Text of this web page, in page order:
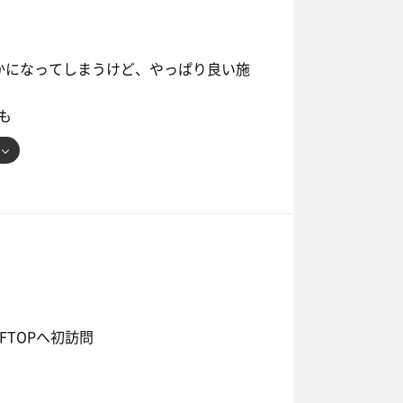
し方
けど
なってしまうけど、やっぱり良い施
に
へ初訪問